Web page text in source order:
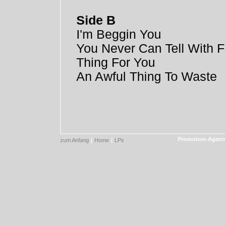
Side B
I'm Beggin You
You Never Can Tell With
Thing For You
An Awful Thing To Waste
zum Anfang | Home | LPs Promotion-